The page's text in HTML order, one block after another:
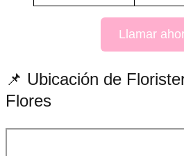
Llamar
📌 Ubicación de
Flores